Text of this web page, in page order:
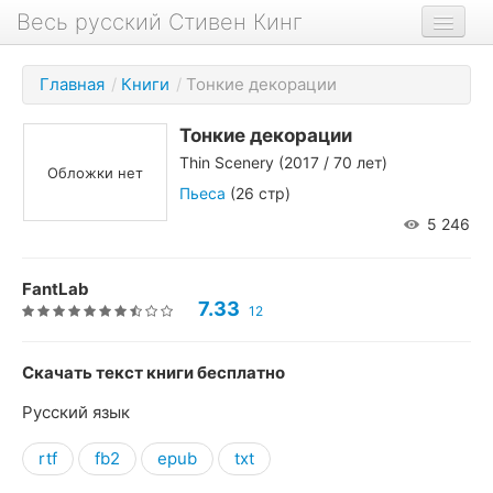
Весь русский Стивен Кинг
Книги
Фильмы
О проекте
Главная / Книги / Тонкие декорации
Обложки нет
Тонкие декорации
Thin Scenery (2017 / 70 лет)
Пьеса (26 стр)
5 246
FantLab
7.33 12
Скачать текст книги бесплатно
Русский язык
rtf fb2 epub txt